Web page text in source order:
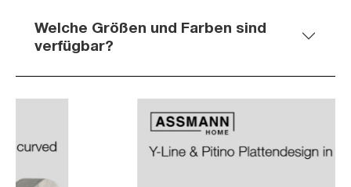
Welche Größen und Farben sind
verfügbar?